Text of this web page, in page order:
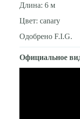
Длина: 6 м
Цвет: canary
Одобрено F.I.G.
Официальное